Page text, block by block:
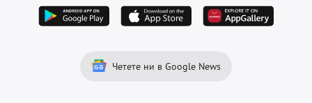
Четете ни в Google News